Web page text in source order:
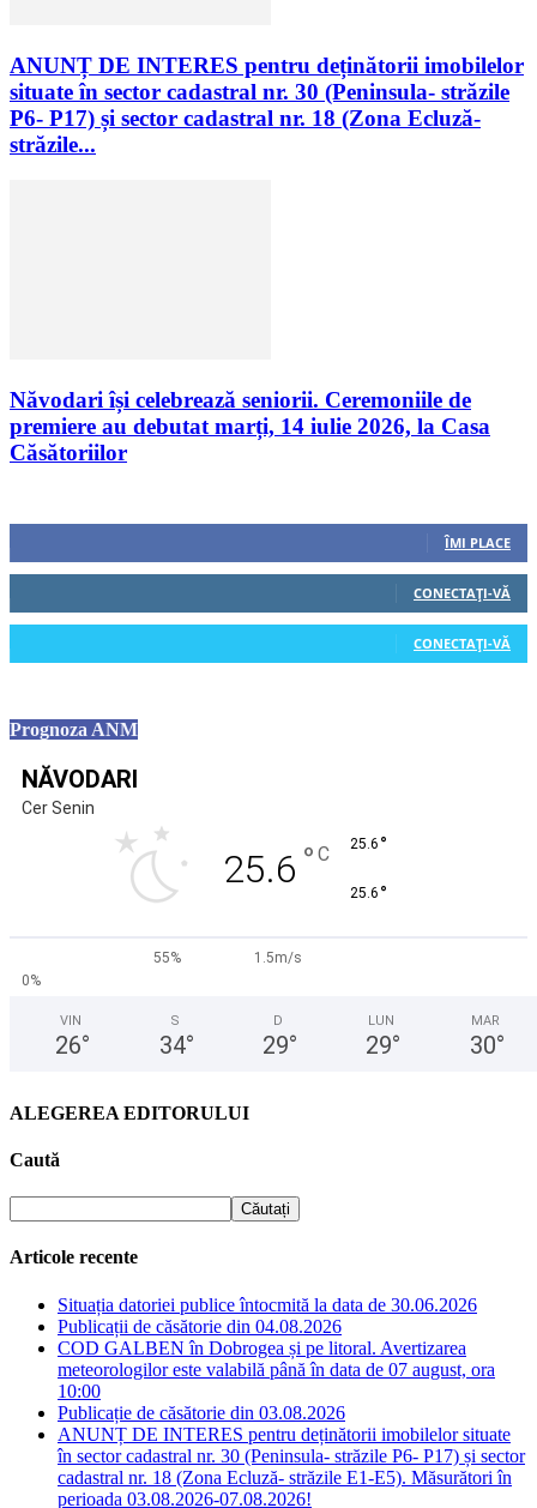
ANUNȚ DE INTERES pentru deținătorii imobilelor
situate în sector cadastral nr. 30 (Peninsula- străzile
P6- P17) și sector cadastral nr. 18 (Zona Ecluză-
străzile...
Năvodari își celebrează seniorii. Ceremoniile de
premiere au debutat marți, 14 iulie 2026, la Casa
Căsătoriilor
ÎMI PLACE
CONECTAȚI-VĂ
CONECTAȚI-VĂ
Prognoza ANM
NĂVODARI
Cer Senin
25.6 ° C 25.6 °
25.6 °
55%
1.5m/s
0%
VIN
26°
S
34°
D
29°
LUN
29°
MAR
30°
ALEGEREA EDITORULUI
Caută
Articole recente
Situația datoriei publice întocmită la data de 30.06.2026
Publicații de căsătorie din 04.08.2026
COD GALBEN în Dobrogea și pe litoral. Avertizarea
meteorologilor este valabilă până în data de 07 august, ora
10:00
Publicație de căsătorie din 03.08.2026
ANUNȚ DE INTERES pentru deținătorii imobilelor situate
în sector cadastral nr. 30 (Peninsula- străzile P6- P17) și sector
cadastral nr. 18 (Zona Ecluză- străzile E1-E5). Măsurători în
perioada 03.08.2026-07.08.2026!